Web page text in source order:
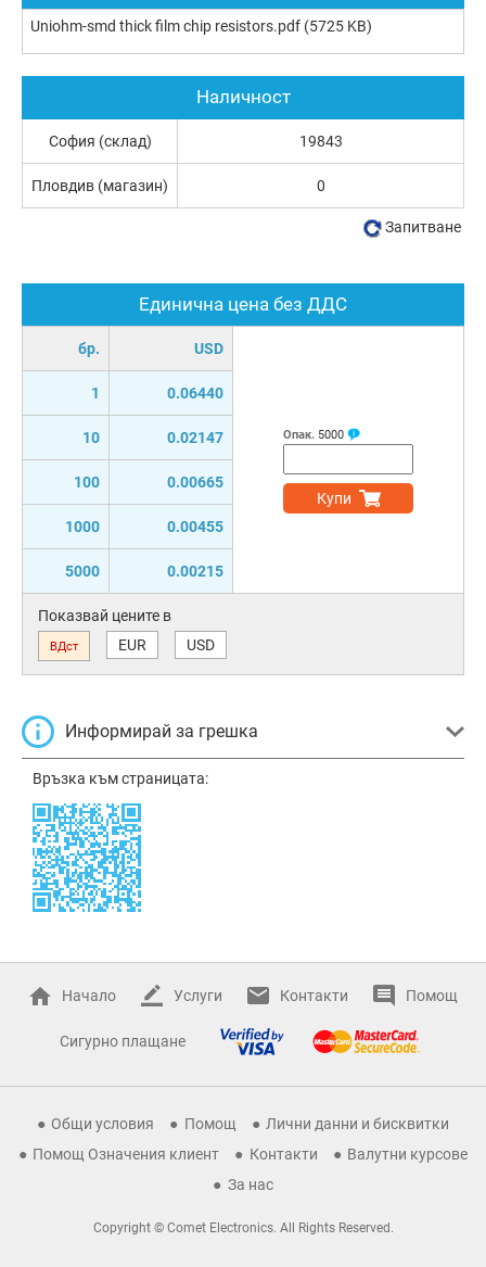
Uniohm-smd thick film chip resistors.pdf (5725 KB)
Единична цена без ДДС
бр. USD
1 0.06440
10 0.02147
100 0.00665
1000 0.00455
5000 0.00215
Опак. 5000
Купи
Показвай цените в
ВДст EUR USD
Информирай за грешка
Връзка към страницата:
Наличност
София (склад) 19843
Пловдив (магазин) 0
Запитване
Начало Услуги Контакти Помощ
Сигурно плащане
Общи условия Помощ
Лични данни и бисквитки
Помощ Означения клиент
Контакти
Валутни курсове
За нас
Copyright © Comet Electronics. All Rights Reserved.